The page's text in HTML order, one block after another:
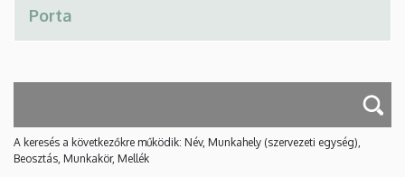
A keresés a következőkre működik: Név, Munkahely (szervezeti egység),
Beosztás, Munkakör, Mellék